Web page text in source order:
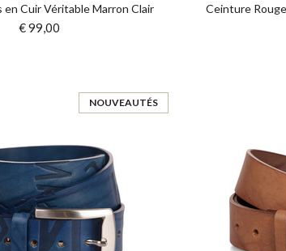
en Cuir Véritable Marron Clair
€ 99,00
Ceinture
NOUVEAUTÉS